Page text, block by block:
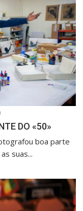
DO «50»
boa parte
suas...